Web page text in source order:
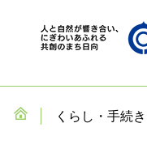
くらし・手続き